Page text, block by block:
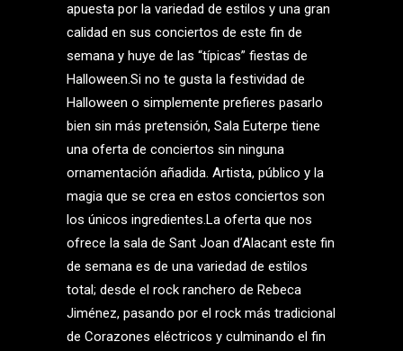
apuesta por la variedad de estilos y una gran
calidad en sus conciertos de este fin de
semana y huye de las “típicas” fiestas de
Halloween.Si no te gusta la festividad de
Halloween o simplemente prefieres pasarlo
bien sin más pretensión, Sala Euterpe tiene
una oferta de conciertos sin ninguna
ornamentación añadida. Artista, público y la
magia que se crea en estos conciertos son
los únicos ingredientes.La oferta que nos
ofrece la sala de Sant Joan d’Alacant este fin
de semana es de una variedad de estilos
total; desde el rock ranchero de Rebeca
Jiménez, pasando por el rock más tradicional
de Corazones eléctricos y culminando el fin